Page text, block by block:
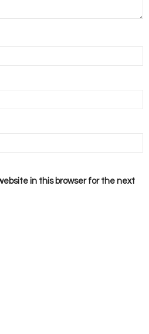
in this browser for the next